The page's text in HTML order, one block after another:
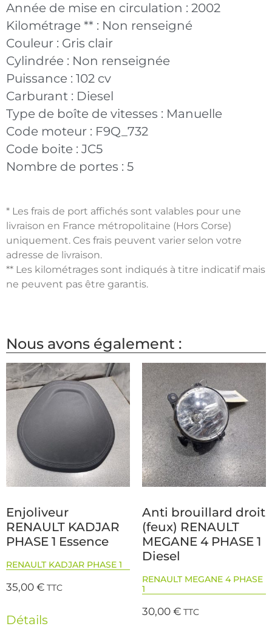
Année de mise en circulation : 2002
Kilométrage ** : Non renseigné
Couleur : Gris clair
Cylindrée : Non renseignée
Puissance : 102 cv
Carburant : Diesel
Type de boîte de vitesses : Manuelle
Code moteur : F9Q_732
Code boite : JC5
Nombre de portes : 5
* Les frais de port affichés sont valables pour une
livraison en France métropolitaine (Hors Corse)
uniquement. Ces frais peuvent varier selon votre
adresse de livraison.
** Les kilométrages sont indiqués à titre indicatif mais
ne peuvent pas être garantis.
Nous avons également :
Enjoliveur
RENAULT KADJAR
PHASE 1 Essence
RENAULT KADJAR PHASE 1
35,00€ TTC
Détails
Anti brouillard droit
(feux) RENAULT
MEGANE 4 PHASE 1
Diesel
RENAULT MEGANE 4 PHASE
1
30,00€ TTC